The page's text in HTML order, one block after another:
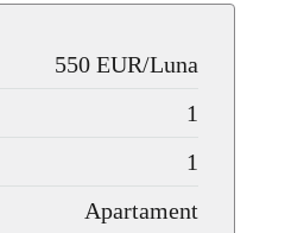
550 EUR/Luna
1
1
Apartament